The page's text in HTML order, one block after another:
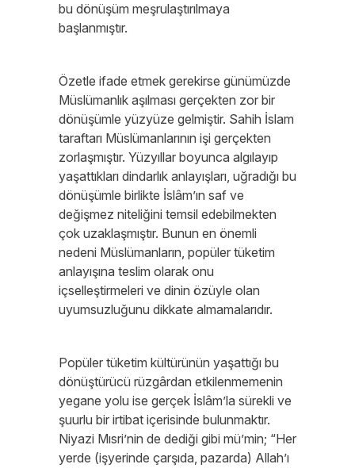
bu dönüşüm meşrulaştırılmaya
başlanmıştır.
Özetle ifade etmek gerekirse günümüzde
Müslümanlık aşılması gerçekten zor bir
dönüşümle yüzyüze gelmiştir. Sahih İslam
taraftarı Müslümanlarının işi gerçekten
zorlaşmıştır. Yüzyıllar boyunca algılayıp
yaşattıkları dindarlık anlayışları, uğradığı bu
dönüşümle birlikte İslâm’ın saf ve
değişmez niteliğini temsil edebilmekten
çok uzaklaşmıştır. Bunun en önemli
nedeni Müslümanların, popüler tüketim
anlayışına teslim olarak onu
içselleştirmeleri ve dinin özüyle olan
uyumsuzluğunu dikkate almamalarıdır.
Popüler tüketim kültürünün yaşattığı bu
dönüştürücü rüzgârdan etkilenmemenin
yegane yolu ise gerçek İslâm’la sürekli ve
şuurlu bir irtibat içerisinde bulunmaktır.
Niyazi Mısri’nin de dediği gibi mü’min; “Her
yerde (işyerinde çarşıda, pazarda) Allah’ı